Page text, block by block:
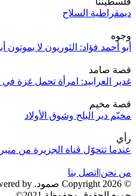
ديمقراطية السلاح
وجوه
أبو أحمد فؤاد: الثوريون لا يموتون
قصة صامد
غدير العرابيد: امرأة تحمل غزة في
قصة مخيم
مخيّم دير البلح وشوق الأولاد
رأي
عندما تتحوّل قناة الجزيرة من
من نحن| اتصل بنا
© 2026 Copyright صمود. Powered by